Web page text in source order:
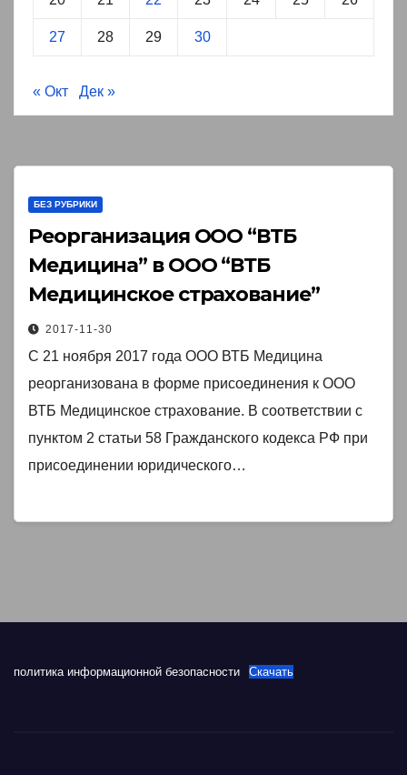
27 28 29 30
« Окт Дек »
БЕЗ РУБРИКИ
Реорганизация ООО “ВТБ
Медицина” в ООО “ВТБ
Медицинское страхование”￼
2017-11-30
С 21 ноября 2017 года ООО ВТБ Медицина
реорганизована в форме присоединения к ООО
ВТБ Медицинское страхование. В соответствии с
пунктом 2 статьи 58 Гражданского кодекса РФ при
присоединении юридического…
политика информационной безопасности Скачать